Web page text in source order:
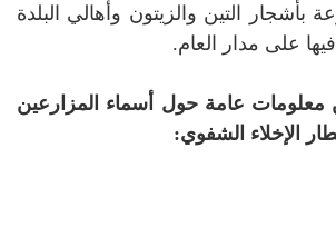
بأشجار التين والزيتون وأهالي البلدة
على مدار العام.
معلومات عامة حول أسماء المزارعين
الإخلاء الشفوي: